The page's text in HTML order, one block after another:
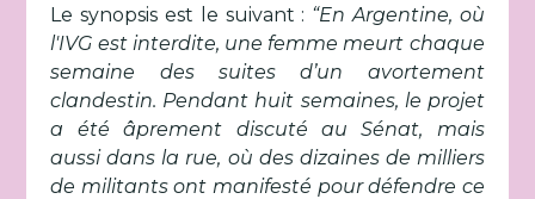
Le synopsis est le suivant : “En Argentine, où
l'IVG est interdite, une femme meurt chaque
semaine des suites d’un avortement
clandestin. Pendant huit semaines, le projet
a été âprement discuté au Sénat, mais
aussi dans la rue, où des dizaines de milliers
de militants ont manifesté pour défendre ce